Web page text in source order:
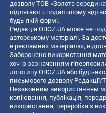
дозволу ТОВ «Золота
підлягають подальшому
будь-якій формі.
Редакція OBOZ.UA може не
авторському матеріалі. За
в рекламних матеріалах,
Заборонено використання
хоч із зазначенням
логотипу OBOZ.UA або будь-
письмового дозволу
Незаконним використанням
копiювання, публiкацiя,
використання, переробка з